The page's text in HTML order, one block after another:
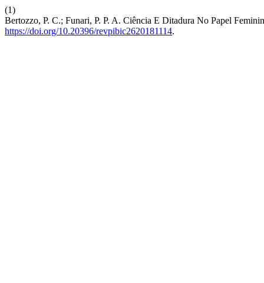
(1)
Bertozzo, P. C.; Funari, P. P. A. Ciência E Ditadura No Papel
https://doi.org/10.20396/revpibic2620181114.